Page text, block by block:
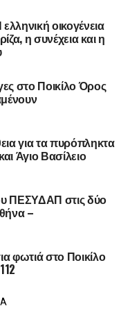
οικογένεια
η συνέχεια και η
στο Ποικίλο Όρος
για τα πυρόπληκτα
Άγιο Βασίλειο
ΠΕΣΥΔΑΠ στις δύο
–
φωτιά στο Ποικίλο